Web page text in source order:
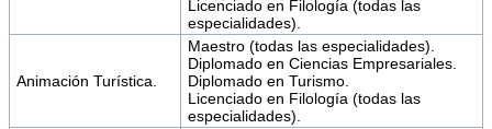
Licenciado en Filología (todas las
especialidades).
Animación Turística.
Maestro (todas las especialidades).
Diplomado en Ciencias Empresariales.
Diplomado en Turismo.
Licenciado en Filología (todas las
especialidades).